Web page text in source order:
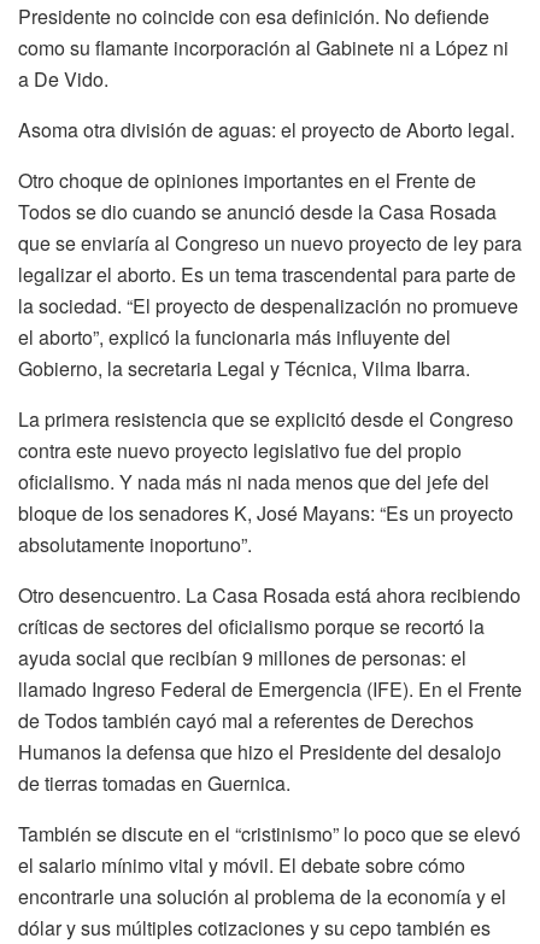
Presidente no coincide con esa definición. No defiende
como su flamante incorporación al Gabinete ni a López ni
a De Vido.
Asoma otra división de aguas: el proyecto de Aborto legal.
Otro choque de opiniones importantes en el Frente de
Todos se dio cuando se anunció desde la Casa Rosada
que se enviaría al Congreso un nuevo proyecto de ley para
legalizar el aborto. Es un tema trascendental para parte de
la sociedad. “El proyecto de despenalización no promueve
el aborto”, explicó la funcionaria más influyente del
Gobierno, la secretaria Legal y Técnica, Vilma Ibarra.
La primera resistencia que se explicitó desde el Congreso
contra este nuevo proyecto legislativo fue del propio
oficialismo. Y nada más ni nada menos que del jefe del
bloque de los senadores K, José Mayans: “Es un proyecto
absolutamente inoportuno”.
Otro desencuentro. La Casa Rosada está ahora recibiendo
críticas de sectores del oficialismo porque se recortó la
ayuda social que recibían 9 millones de personas: el
llamado Ingreso Federal de Emergencia (IFE). En el Frente
de Todos también cayó mal a referentes de Derechos
Humanos la defensa que hizo el Presidente del desalojo
de tierras tomadas en Guernica.
También se discute en el “cristinismo” lo poco que se elevó
el salario mínimo vital y móvil. El debate sobre cómo
encontrarle una solución al problema de la economía y el
dólar y sus múltiples cotizaciones y su cepo también es